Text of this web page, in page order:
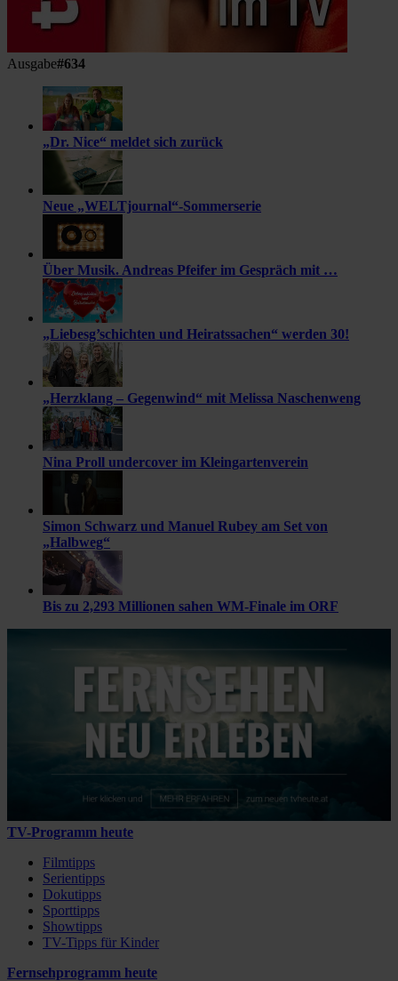
Ausgabe#634
„Dr. Nice“ meldet sich zurück
Neue „WELTjournal“-Sommerserie
Über Musik. Andreas Pfeifer im Gespräch mit …
„Liebesg’schichten und Heiratssachen“ werden 30!
„Herzklang – Gegenwind“ mit Melissa Naschenweng
Nina Proll undercover im Kleingartenverein
Simon Schwarz und Manuel Rubey am Set von
„Halbweg“
Bis zu 2,293 Millionen sahen WM-Finale im ORF
TV-Programm heute
Filmtipps
Serientipps
Dokutipps
Sporttipps
Showtipps
TV-Tipps für Kinder
Fernsehprogramm heute